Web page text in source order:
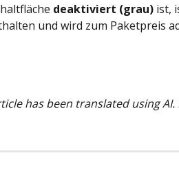
deaktiviert (grau) ist,
und wird zum Paketpreis
has been translated using